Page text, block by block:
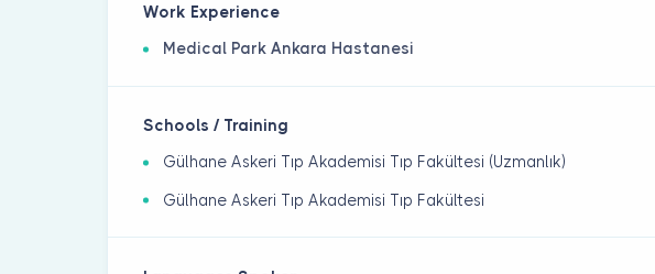
Work Experience
Medical Park Ankara Hastanesi
Schools / Training
Gülhane Askeri Tıp Akademisi Tıp Fakültesi (Uzmanlık)
Gülhane Askeri Tıp Akademisi Tıp Fakültesi